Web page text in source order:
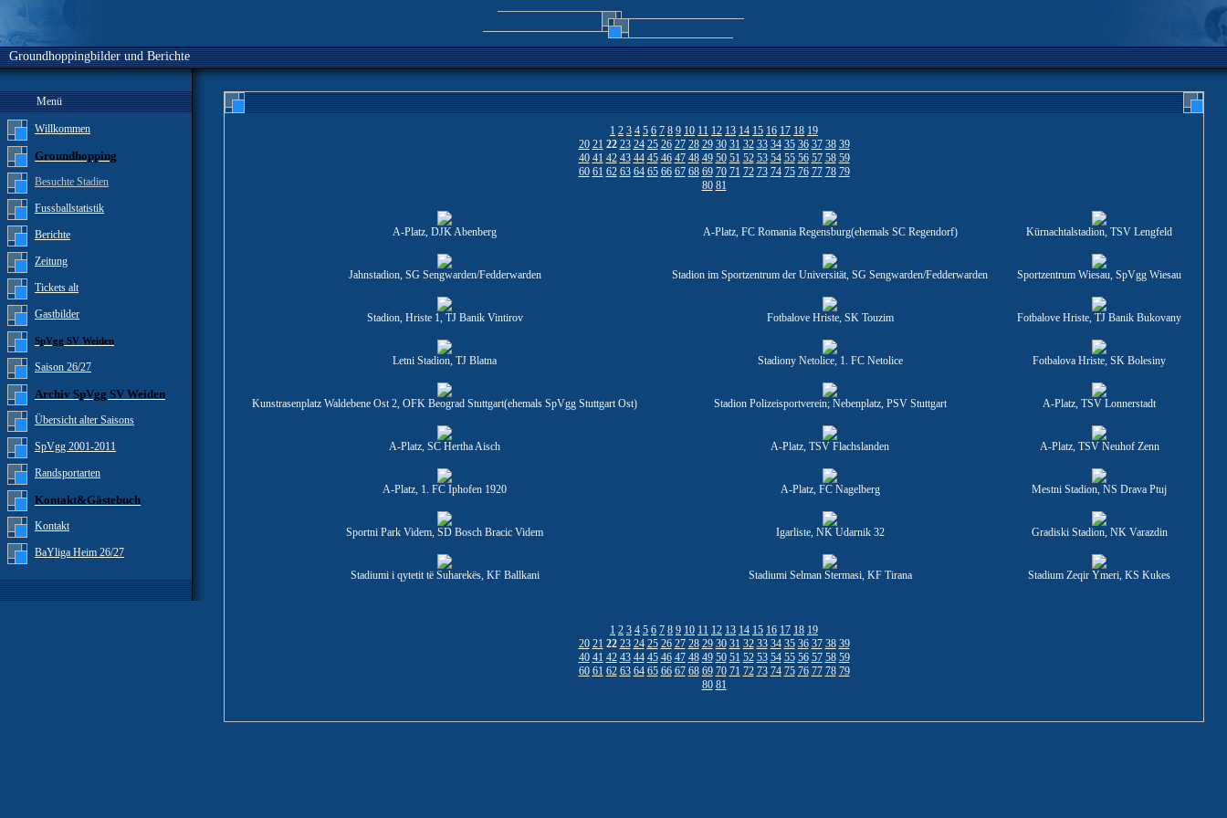
Groundhoppingbilder und Berichte
Menü
Willkommen
Groundhopping
Besuchte Stadien
Fussballstatistik
Berichte
Zeitung
Tickets alt
Gastbilder
SpVgg SV Weiden
Saison 26/27
Archiv SpVgg SV Weiden
Übersicht alter Saisons
SpVgg 2001-2011
Randsportarten
Kontakt&Gästebuch
Kontakt
BaYliga Heim 26/27
1 2 3 4 5 6 7 8 9 10 11 12 13 14 15 16 17 18 19
20 21 22 23 24 25 26 27 28 29 30 31 32 33 34 35 36 37 38 39
40 41 42 43 44 45 46 47 48 49 50 51 52 53 54 55 56 57 58 59
60 61 62 63 64 65 66 67 68 69 70 71 72 73 74 75 76 77 78 79
80 81
A-Platz, DJK Abenberg A-Platz, FC Romania Regensburg(ehemals SC Regendorf) Kürnachtalstadion, TSV Lengfeld
Jahnstadion, SG Sengwarden/Fedderwarden Stadion im Sportzentrum der Universität, SG Sengwarden/Fedderwarden Sportzentrum Wiesau, SpVgg Wiesau
Stadion, Hriste 1, TJ Banik Vintirov Fotbalove Hriste, SK Touzim Fotbalove Hriste, TJ Banik Bukovany
Letni Stadion, TJ Blatna Stadiony Netolice, 1. FC Netolice Fotbalova Hriste, SK Bolesiny
Kunstrasenplatz Waldebene Ost 2, OFK Beograd Stuttgart(ehemals SpVgg Stuttgart Ost) Stadion Polizeisportverein; Nebenplatz, PSV Stuttgart A-Platz, TSV Lonnerstadt
A-Platz, SC Hertha Aisch A-Platz, TSV Flachslanden A-Platz, TSV Neuhof Zenn
A-Platz, 1. FC Iphofen 1920 A-Platz, FC Nagelberg Mestni Stadion, NS Drava Ptuj
Sportni Park Videm, SD Bosch Bracic Videm Igarliste, NK Udarnik 32 Gradiski Stadion, NK Varazdin
Stadiumi i qytetit të Suharekës, KF Ballkani Stadiumi Selman Stermasi, KF Tirana Stadium Zeqir Ymeri, KS Kukes
1 2 3 4 5 6 7 8 9 10 11 12 13 14 15 16 17 18 19
20 21 22 23 24 25 26 27 28 29 30 31 32 33 34 35 36 37 38 39
40 41 42 43 44 45 46 47 48 49 50 51 52 53 54 55 56 57 58 59
60 61 62 63 64 65 66 67 68 69 70 71 72 73 74 75 76 77 78 79
80 81